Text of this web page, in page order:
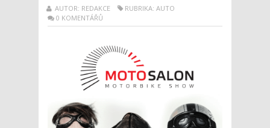
AUTOR: REDAKCE
RUBRIKA: AUTO
0 KOMENTÁŘŮ